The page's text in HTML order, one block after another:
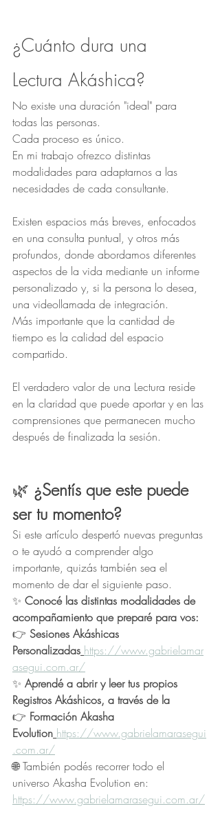
¿Cuánto dura una
Lectura Akáshica?
No existe una duración "ideal" para
todas las personas.
Cada proceso es único.
En mi trabajo ofrezco distintas
modalidades para adaptarnos a las
necesidades de cada consultante.
Existen espacios más breves, enfocados
en una consulta puntual, y otros más
profundos, donde abordamos diferentes
aspectos de la vida mediante un informe
personalizado y, si la persona lo desea,
una videollamada de integración.
Más importante que la cantidad de
tiempo es la calidad del espacio
compartido.
El verdadero valor de una Lectura reside
en la claridad que puede aportar y en las
comprensiones que permanecen mucho
después de finalizada la sesión.
🌿 ¿Sentís que este puede
ser tu momento?
Si este artículo despertó nuevas preguntas
o te ayudó a comprender algo
importante, quizás también sea el
momento de dar el siguiente paso.
✨ Conocé las distintas modalidades de
acompañamiento que preparé para vos:
👉 Sesiones Akáshicas
Personalizadas https://www.gabrielamar
asegui.com.ar/
✨ Aprendé a abrir y leer tus propios
Registros Akáshicos, a través de la
👉 Formación Akasha
Evolution https://www.gabrielamarasegui
.com.ar/
🌐 También podés recorrer todo el
universo Akasha Evolution en:
https://www.gabrielamarasegui.com.ar/